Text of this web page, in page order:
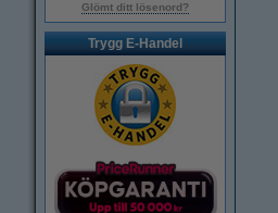
Glömt ditt lösenord?
Trygg E-Handel